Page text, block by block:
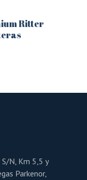
Ritter
N, Km 5,5 y
Parkenor,